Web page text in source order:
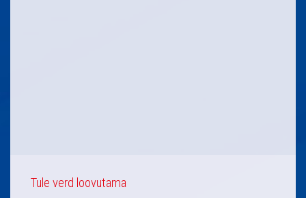
Tule verd loovutama